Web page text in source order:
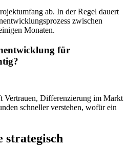
ab. In der Regel dauert
zwischen
Monaten.
für
Vertrauen, Differenzierung im Markt
schneller verstehen, wofür ein
strategisch